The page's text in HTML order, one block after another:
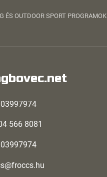
ÉS OUTDOOR SPORT PROGRAMOK
566 8081